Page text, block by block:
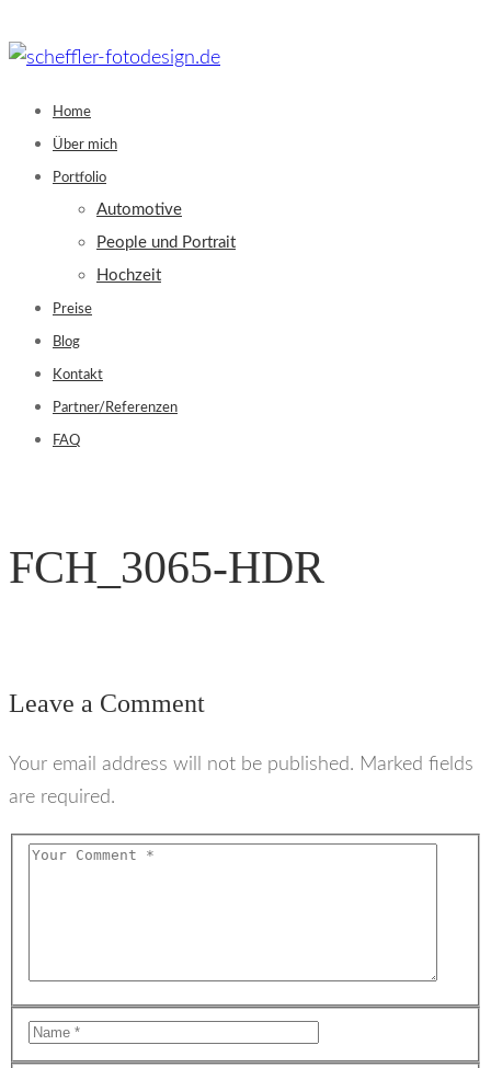
to
Home
Über mich
Portfolio
Automotive
People und Portrait
Hochzeit
Preise
Blog
Kontakt
Partner/Referenzen
FAQ
FCH_3065-HDR
Leave a Comment
Your email address will not be published. Marked fields
are required.